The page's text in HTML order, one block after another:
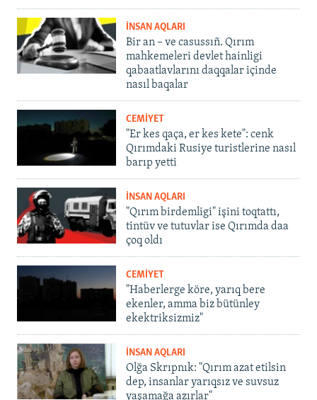
İNSAN AQLARI
Bir an – ve casussıñ. Qırım
mahkemeleri devlet hainligi
qabaatlavlarını daqqalar içinde
nasıl baqalar
CEMİYET
"Er kes qaça, er kes kete": cenk
Qırımdaki Rusiye turistlerine nasıl
barıp yetti
İNSAN AQLARI
"Qırım birdemligi" işini toqtattı,
tintüv ve tutuvlar ise Qırımda daa
çoq oldı
CEMİYET
"Haberlerge köre, yarıq bere
ekenler, amma biz bütünley
ekektriksizmiz"
İNSAN AQLARI
Olğa Skrıpnık: "Qırım azat etilsin
dep, insanlar yarıqsız ve suvsuz
yaşamağa azırlar"